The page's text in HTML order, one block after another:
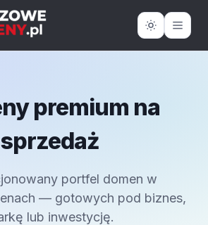
premium na
sprzedaż
portfel domen w
— gotowych pod biznes,
lub inwestycję.